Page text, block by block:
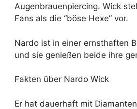
Augenbrauenpiercing. Wick
Fans als die “böse Hexe” vor.
Nardo ist in einer ernsthaften
und sie genießen beide ihre
Fakten über Nardo Wick
Er hat dauerhaft mit